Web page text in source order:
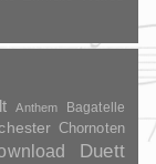
Anthem Bagatelle
Chornoten
Duett